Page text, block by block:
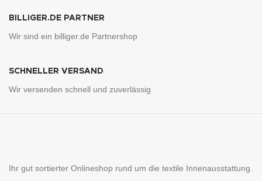
BILLIGER.DE PARTNER
Wir sind ein billiger.de Partnershop
SCHNELLER VERSAND
Wir versenden schnell und zuverlässig
Ihr gut sortierter Onlineshop rund um die textile Innenausstattung.